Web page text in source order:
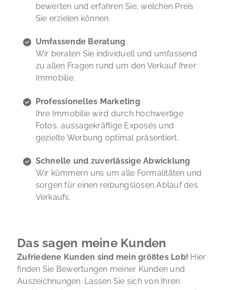
bewerten und erfahren Sie, welchen Preis
Sie erzielen können.
Umfassende Beratung
Wir beraten Sie individuell und umfassend
zu allen Fragen rund um den Verkauf Ihrer
Immobilie.
Professionelles Marketing
Ihre Immobilie wird durch hochwertige
Fotos, aussagekräftige Exposés und
gezielte Werbung optimal präsentiert.
Schnelle und zuverlässige Abwicklung
Wir kümmern uns um alle Formalitäten und
sorgen für einen reibungslosen Ablauf des
Verkaufs.
Das sagen meine Kunden
Zufriedene Kunden sind mein größtes Lob! Hier
finden Sie Bewertungen meiner Kunden und
Auszeichnungen. Lassen Sie sich von Ihren